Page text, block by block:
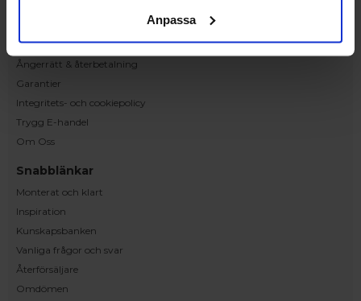
Anpassa
Betalnings & leveransvillkor
Ångerrätt & återbetalning
Garantier
Integritets- och cookiepolicy
Trygg E-handel
Om Oss
Snabblänkar
Monterat och klart
Inspiration
Kunskapsbanken
Vanliga frågor och svar
Återförsäljare
Omdömen